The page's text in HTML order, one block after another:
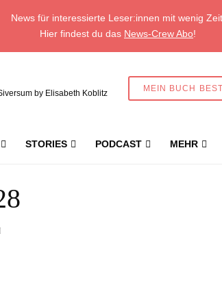
News für interessierte Leser:innen mit wenig Zeit.
Hier findest du das News-Crew Abo!
MEIN BUCH
STORIES PODCAST MEHR